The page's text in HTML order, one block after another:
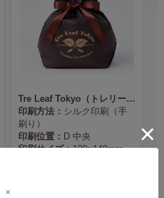
Tre Leaf Tokyo（トレリーフ東京） 様
印刷方法： シルク印刷（手
刷り）
印刷位置： D 中央
印刷サイズ：100×148mm